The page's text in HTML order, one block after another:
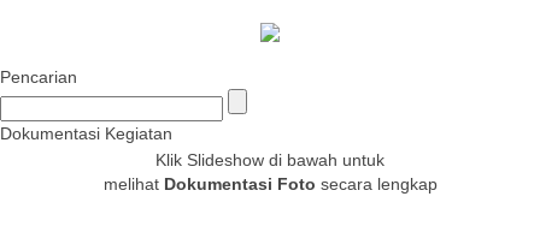
Pencarian
Dokumentasi Kegiatan
Klik Slideshow di bawah untuk
melihat Dokumentasi Foto secara lengkap